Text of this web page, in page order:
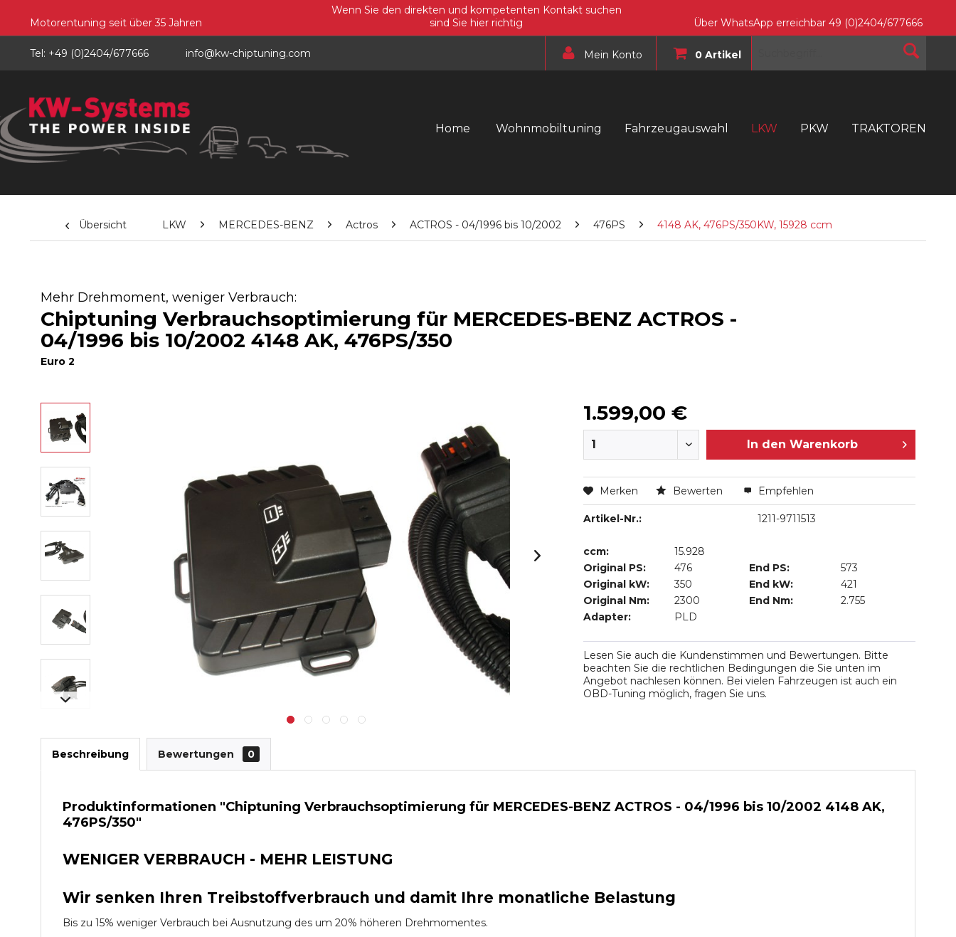
Motorentuning seit über 35 Jahren
Wenn Sie den direkten und kompetenten Kontakt suchen
sind Sie hier richtig
Über WhatsApp erreichbar 49 (0)2404/677666
Tel: +49 (0)2404/677666 info@kw-chiptuning.com Mein Konto 0 Artikel
Home Wohnmobiltuning Fahrzeugauswahl LKW PKW TRAKTOREN
Übersicht LKW MERCEDES-BENZ Actros ACTROS - 04/1996 bis 10/2002 476PS 4148 AK, 476PS/350KW, 15928 ccm
Mehr Drehmoment, weniger Verbrauch:
Chiptuning Verbrauchsoptimierung für MERCEDES-BENZ ACTROS -
04/1996 bis 10/2002 4148 AK, 476PS/350
Euro 2
1.599,00 €
In den Warenkorb
Merken Bewerten Empfehlen
Artikel-Nr.: 1211-9711513
ccm:
15.928
Original PS:
476 End PS:
573
Original kW:
350 End kW:
421
Original Nm:
2300 End Nm:
2.755
Adapter:
PLD
Lesen Sie auch die Kundenstimmen und Bewertungen. Bitte
beachten Sie die rechtlichen Bedingungen die Sie unten im
Angebot nachlesen können. Bei vielen Fahrzeugen ist auch ein
OBD-Tuning möglich, fragen Sie uns.
Beschreibung Bewertungen 0
Produktinformationen "Chiptuning Verbrauchsoptimierung für MERCEDES-BENZ ACTROS - 04/1996 bis 10/2002 4148 AK,
476PS/350"
WENIGER VERBRAUCH - MEHR LEISTUNG
Wir senken Ihren Treibstoffverbrauch und damit Ihre monatliche Belastung
Bis zu 15% weniger Verbrauch bei Ausnutzung des um 20% höheren Drehmomentes.